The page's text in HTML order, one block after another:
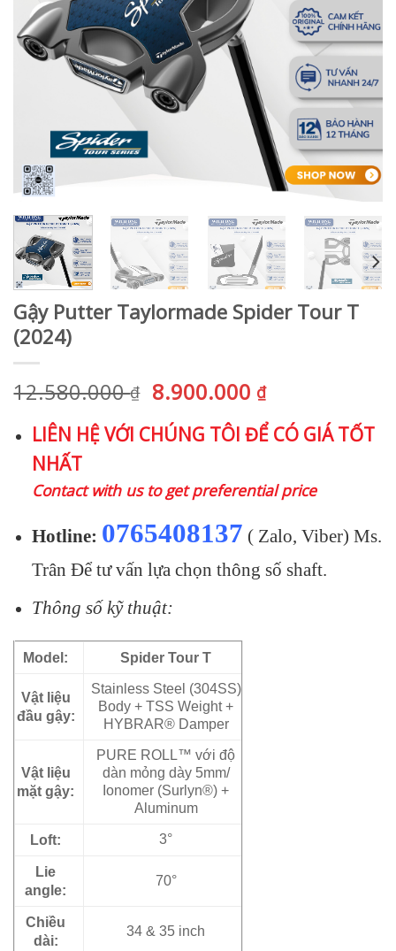
Gậy Putter Taylormade Spider Tour T
(2024)
12.580.000₫
Giá
gốc
là:
8.900.000 ₫Giá
hiện
tại
8.900.000 ₫.
LIÊN HỆ VỚI CHÚNG TÔI ĐỂ CÓ GIÁ TỐT
NHẤT
Contact with us to get preferential price
Hotline: 0765408137 ( Zalo, Viber) Ms.
Trân Để tư vấn lựa chọn thông số shaft.
Thông số kỹ thuật:
Model: Spider Tour T
Vật liệu
đầu gậy:
Stainless Steel (304SS)
Body + TSS Weight +
HYBRAR® Damper
Vật liệu
mặt gậy:
PURE ROLL™ với độ
dàn mỏng dày 5mm/
Ionomer (Surlyn®) +
Aluminum
Loft: 3°
Lie
angle:
70°
Chiều
dài:
34 & 35 inch